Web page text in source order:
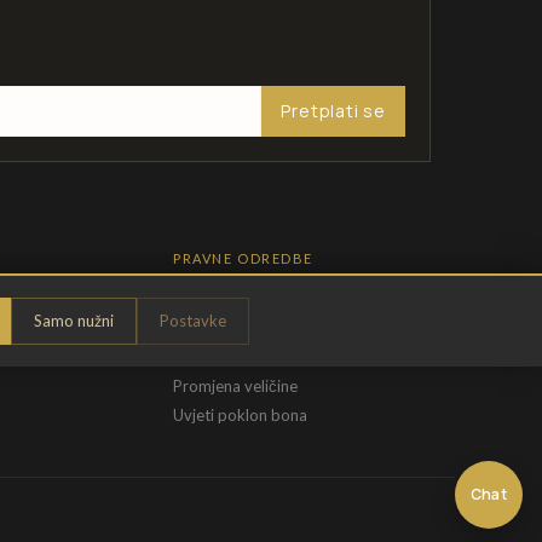
Chat
Samo nužni Postavke
Pretplati se
PRAVNE ODREDBE
Pravila privatnosti
Opći uvjeti
Promjena veličine
Uvjeti poklon bona